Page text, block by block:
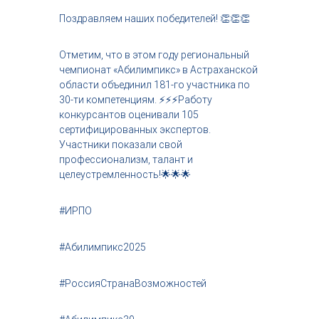
Поздравляем наших победителей! 👏👏👏
Отметим, что в этом году региональный
чемпионат «Абилимпикс» в Астраханской
области объединил 181-го участника по
30-ти компетенциям. ⚡️⚡️⚡️Работу
конкурсантов оценивали 105
сертифицированных экспертов.
Участники показали свой
профессионализм, талант и
целеустремленность!🌟🌟🌟
#ИРПО
#Абилимпикс2025
#РоссияСтранаВозможностей